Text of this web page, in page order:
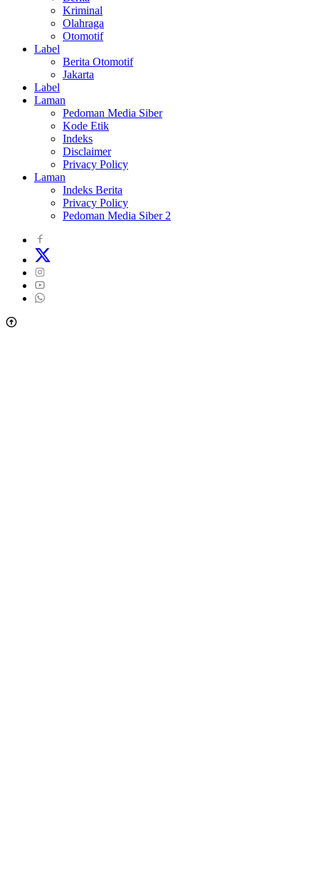
Kriminal
Olahraga
Otomotif
Label
Berita Otomotif
Jakarta
Label
Laman
Pedoman Media Siber
Kode Etik
Indeks
Disclaimer
Privacy Policy
Laman
Indeks Berita
Privacy Policy
Pedoman Media Siber 2